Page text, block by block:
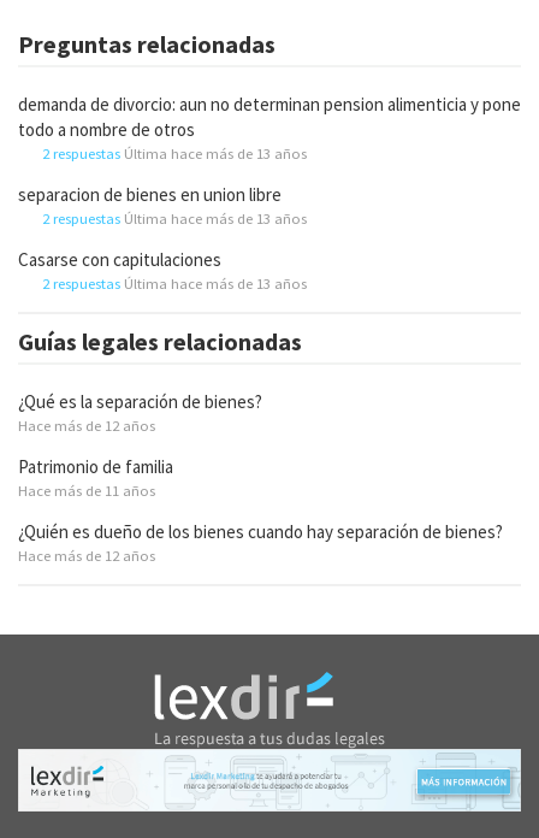
Preguntas relacionadas
demanda de divorcio: aun no determinan pension alimenticia y pone
todo a nombre de otros
2 respuestas Última hace más de 13 años
separacion de bienes en union libre
2 respuestas Última hace más de 13 años
Casarse con capitulaciones
2 respuestas Última hace más de 13 años
Guías legales relacionadas
¿Qué es la separación de bienes?
Hace más de 12 años
Patrimonio de familia
Hace más de 11 años
¿Quién es dueño de los bienes cuando hay separación de bienes?
Hace más de 12 años